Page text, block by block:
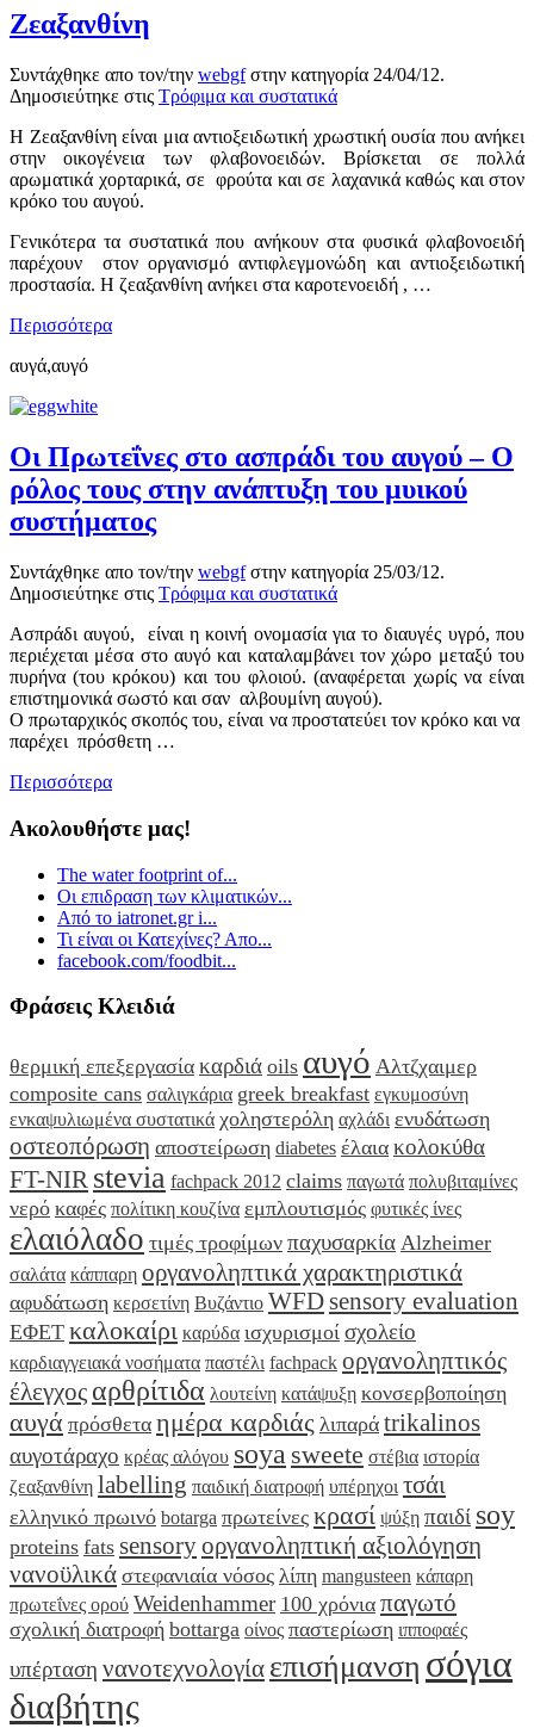
Ζεαξανθίνη
Συντάχθηκε απο τον/την webgfστην κατηγορία 24/04/12.
Δημοσιεύτηκε στις Τρόφιμα και συστατικά
Η Ζεαξανθίνη είναι μια αντιοξειδωτική χρωστική ουσία που ανήκει
στην οικογένεια των φλαβονοειδών. Βρίσκεται σε πολλά
αρωματικά χορταρικά, σε φρούτα και σε λαχανικά καθώς και στον
κρόκο του αυγού.
Γενικότερα τα συστατικά που ανήκουν στα φυσικά φλαβονοειδή
παρέχουν στον οργανισμό αντιφλεγμονώδη και αντιοξειδωτική
προστασία. Η ζεαξανθίνη ανήκει στα καροτενοειδή , …
Περισσότερα
αυγά,αυγό
Οι Πρωτεΐνες στο ασπράδι του αυγού – Ο
ρόλος τους στην ανάπτυξη του μυικού
συστήματος
Συντάχθηκε απο τον/την webgfστην κατηγορία 25/03/12.
Δημοσιεύτηκε στις Τρόφιμα και συστατικά
Ασπράδι αυγού, είναι η κοινή ονομασία για το διαυγές υγρό, που
περιέχεται μέσα στο αυγό και καταλαμβάνει τον χώρο μεταξύ του
πυρήνα (του κρόκου) και του φλοιού. (αναφέρεται χωρίς να είναι
επιστημονικά σωστό και σαν αλβουμίνη αυγού).
Ο πρωταρχικός σκοπός του, είναι να προστατεύει τον κρόκο και να
παρέχει πρόσθετη …
Περισσότερα
Ακολουθήστε μας!
The water footprint of...
Οι επιδραση των κλιματικών...
Από το iatronet.gr i...
Τι είναι οι Κατεχίνες? Απο...
facebook.com/foodbit...
Φράσεις Κλειδιά
θερμική επεξεργασία καρδιά oils αυγό Αλτζχαιμερ
composite cans σαλιγκάρια greek breakfast εγκυμοσύνη
ενκαψυλιωμένα συστατικά χοληστερόλη αχλάδι ενυδάτωση
οστεοπόρωση αποστείρωση diabetes έλαια κολοκύθα
FT-NIR stevia fachpack 2012 claims παγωτά πολυβιταμίνες
νερό καφές πολίτικη κουζίνα εμπλουτισμός φυτικές ίνες
ελαιόλαδο τιμές τροφίμων παχυσαρκία Alzheimer
σαλάτα κάππαρη οργανοληπτικά χαρακτηριστικά
αφυδάτωση κερσετίνη Βυζάντιο WFDsensory evaluation
ΕΦΕΤ καλοκαίρι καρύδα ισχυρισμοί σχολείο
καρδιαγγειακά νοσήματα παστέλι fachpack οργανοληπτικός
έλεγχος αρθρίτιδα λουτείνη κατάψυξη κονσερβοποίηση
αυγά πρόσθετα ημέρα καρδιάς λιπαρά trikalinos
αυγοτάραχο κρέας αλόγου soya sweete στέβια ιστορία
ζεαξανθίνη labelling παιδική διατροφή υπέρηχοι τσάι
ελληνικό πρωινό botarga πρωτείνες κρασί ψύξη παιδί soy
proteins fats sensoryοργανοληπτική αξιολόγηση
νανοϋλικά στεφανιαία νόσος λίπη mangusteen κάπαρη
πρωτεΐνες ορού Weidenhammer 100 χρόνια παγωτό
σχολική διατροφή bottarga οίνος παστερίωση ιπποφαές
υπέρταση νανοτεχνολογία επισήμανση σόγια
διαβήτης